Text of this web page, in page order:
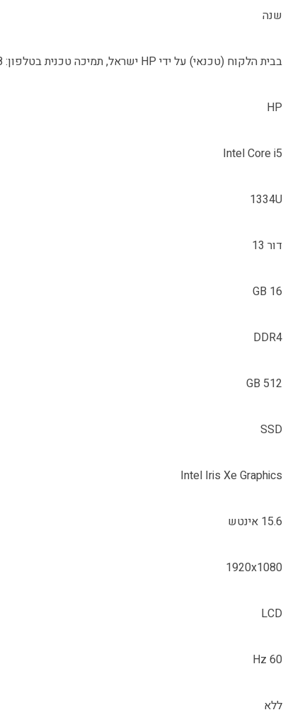
שנה
בבית הלקוח (טכנאי) על ידי HP ישראל, תמיכה טכנית בטלפון: 09-8304848
HP
Intel Core i5
1334U
דור 13
16 GB
DDR4
512 GB
SSD
Intel Iris Xe Graphics
15.6 אינטש
1920x1080
LCD
60 Hz
ללא